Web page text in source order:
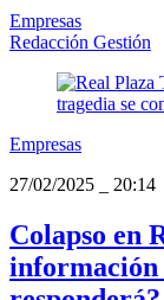
Empresas
Redacción Gestión
Empresas
27/02/2025
20:14
Colapso en
información